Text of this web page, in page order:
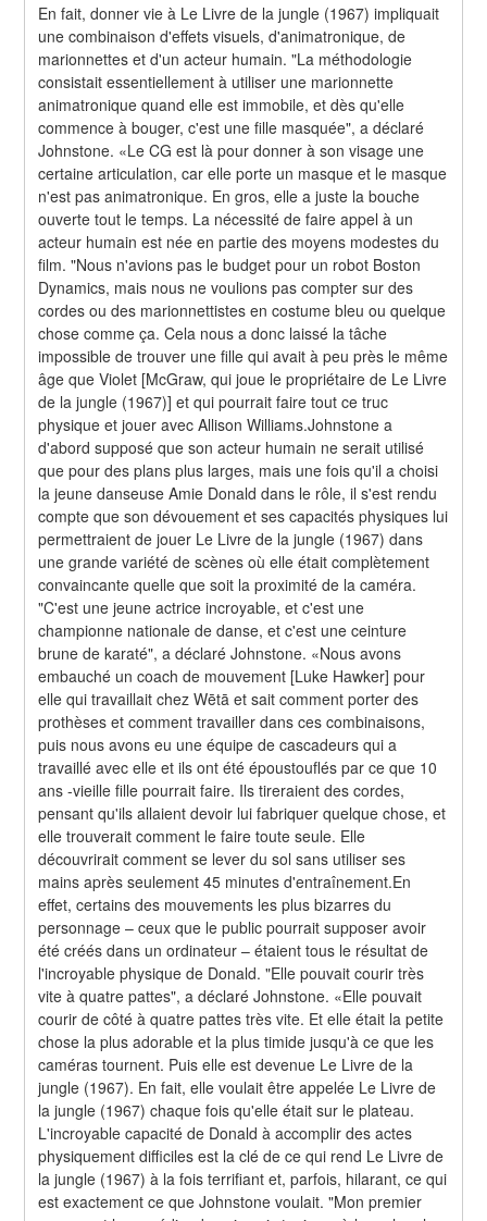
En fait, donner vie à Le Livre de la jungle (1967) impliquait
une combinaison d'effets visuels, d'animatronique, de
marionnettes et d'un acteur humain. "La méthodologie
consistait essentiellement à utiliser une marionnette
animatronique quand elle est immobile, et dès qu'elle
commence à bouger, c'est une fille masquée", a déclaré
Johnstone. «Le CG est là pour donner à son visage une
certaine articulation, car elle porte un masque et le masque
n'est pas animatronique. En gros, elle a juste la bouche
ouverte tout le temps. La nécessité de faire appel à un
acteur humain est née en partie des moyens modestes du
film. "Nous n'avions pas le budget pour un robot Boston
Dynamics, mais nous ne voulions pas compter sur des
cordes ou des marionnettistes en costume bleu ou quelque
chose comme ça. Cela nous a donc laissé la tâche
impossible de trouver une fille qui avait à peu près le même
âge que Violet [McGraw, qui joue le propriétaire de Le Livre
de la jungle (1967)] et qui pourrait faire tout ce truc
physique et jouer avec Allison Williams.Johnstone a
d'abord supposé que son acteur humain ne serait utilisé
que pour des plans plus larges, mais une fois qu'il a choisi
la jeune danseuse Amie Donald dans le rôle, il s'est rendu
compte que son dévouement et ses capacités physiques lui
permettraient de jouer Le Livre de la jungle (1967) dans
une grande variété de scènes où elle était complètement
convaincante quelle que soit la proximité de la caméra.
"C'est une jeune actrice incroyable, et c'est une
championne nationale de danse, et c'est une ceinture
brune de karaté", a déclaré Johnstone. «Nous avons
embauché un coach de mouvement [Luke Hawker] pour
elle qui travaillait chez Wētā et sait comment porter des
prothèses et comment travailler dans ces combinaisons,
puis nous avons eu une équipe de cascadeurs qui a
travaillé avec elle et ils ont été époustouflés par ce que 10
ans -vieille fille pourrait faire. Ils tireraient des cordes,
pensant qu'ils allaient devoir lui fabriquer quelque chose, et
elle trouverait comment le faire toute seule. Elle
découvrirait comment se lever du sol sans utiliser ses
mains après seulement 45 minutes d'entraînement.En
effet, certains des mouvements les plus bizarres du
personnage – ceux que le public pourrait supposer avoir
été créés dans un ordinateur – étaient tous le résultat de
l'incroyable physique de Donald. "Elle pouvait courir très
vite à quatre pattes", a déclaré Johnstone. «Elle pouvait
courir de côté à quatre pattes très vite. Et elle était la petite
chose la plus adorable et la plus timide jusqu'à ce que les
caméras tournent. Puis elle est devenue Le Livre de la
jungle (1967). En fait, elle voulait être appelée Le Livre de
la jungle (1967) chaque fois qu'elle était sur le plateau.
L'incroyable capacité de Donald à accomplir des actes
physiquement difficiles est la clé de ce qui rend Le Livre de
la jungle (1967) à la fois terrifiant et, parfois, hilarant, ce qui
est exactement ce que Johnstone voulait. "Mon premier